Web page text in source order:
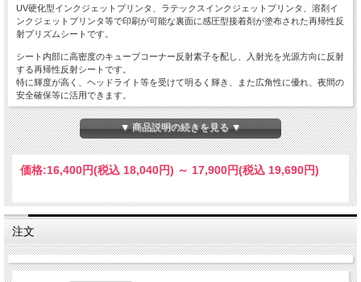
UV硬化型インクジェットプリンタ、ラテックスインクジェットプリンタ、溶剤イ
ンクジェットプリンタ等で印刷が可能な裏面に感圧型接着剤が塗布された再帰性反
射プリズムシートです。
シート内部に高密度のキューブコーナー反射素子を配し、入射光を光源方向に反射
する再帰性反射シートです。
特に輝度が高く、ヘッドライト等を受けて明るく輝き、また広角性に優れ、夜間の
安全確保等に活用できます。
蛍光色は、昼間（特に薄暮時）の視認性をより高めています。
・シート内部に高密度のキューブコーナー素子を配し、ほぼ100%の反射面を実現
■プリズム型反射シートの構造
プリズム型反射シートは特殊なキューブコーナーレンズで、入射光を光源方向に反
▼ 商品説明の続きを見る ▼
価格:16,400円(税込 18,040円) ～ 17,900円(税込 19,690円)
注文